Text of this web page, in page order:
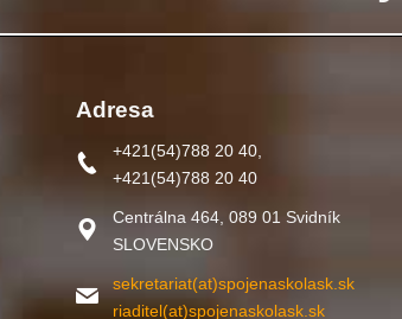
Adresa
+421(54)788 20 40,
+421(54)788 20 40
Centrálna 464, 089 01 Svidník
SLOVENSKO
sekretariat(at)spojenaskolask.sk
riaditel(at)spojenaskolask.sk